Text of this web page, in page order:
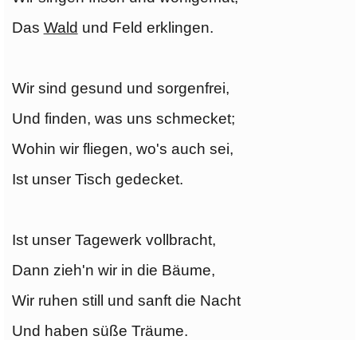
Das Wald und Feld erklingen.
Wir sind gesund und sorgenfrei,
Und finden, was uns schmecket;
Wohin wir fliegen, wo's auch sei,
Ist unser Tisch gedecket.
Ist unser Tagewerk vollbracht,
Dann zieh'n wir in die Bäume,
Wir ruhen still und sanft die Nacht
Und haben süße Träume.